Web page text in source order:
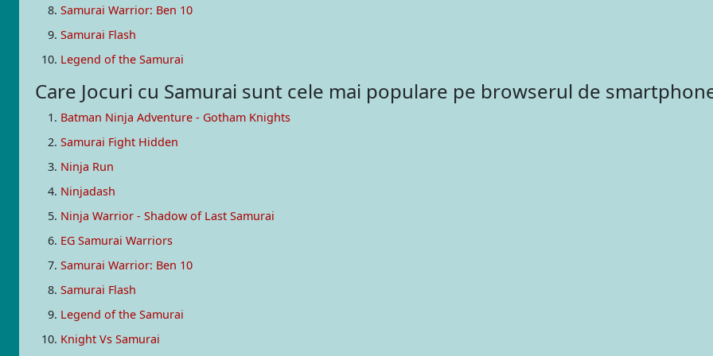
Samurai Warrior: Ben 10
Samurai Flash
Legend of the Samurai
Care Jocuri cu Samurai sunt cele mai populare pe browserul de
Batman Ninja Adventure - Gotham Knights
Samurai Fight Hidden
Ninja Run
Ninjadash
Ninja Warrior - Shadow of Last Samurai
EG Samurai Warriors
Samurai Warrior: Ben 10
Samurai Flash
Legend of the Samurai
Knight Vs Samurai